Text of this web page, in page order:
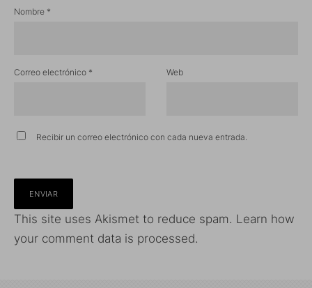
Nombre *
Correo electrónico * Web
Recibir un correo electrónico con cada nueva entrada.
This site uses Akismet to reduce spam. Learn how
your comment data is processed.